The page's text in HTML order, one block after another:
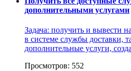
дополнительными услугами
Задача: получить и вывести
в системе службы доставки,
дополнительные услуги,
Просмотров: 552